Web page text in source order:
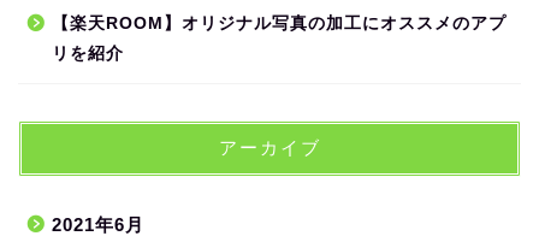
【楽天ROOM】オリジナル写真の加工にオススメのアプ
リを紹介
アーカイブ
2021年6月